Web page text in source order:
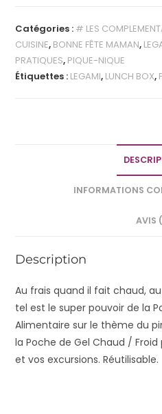
Catégories : # LES
CUISINE, BONNE FÊTE MAMAN,
PRATIQUES, PIQUE-NIQUE
Étiquettes : LEGAMI, LUNCH BOX,
INFORMATIONS
AVIS
Description
Au frais quand il fait chaud,
tel est le super pouvoir de la
Alimentaire sur le thème du
la Poche de Gel Chaud /
et vos excursions. Réutilisable.